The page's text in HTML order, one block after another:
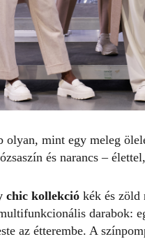
olyan, mint egy meleg
és narancs –
chic kollekció kék és zöld
darabok:
az étterembe. A